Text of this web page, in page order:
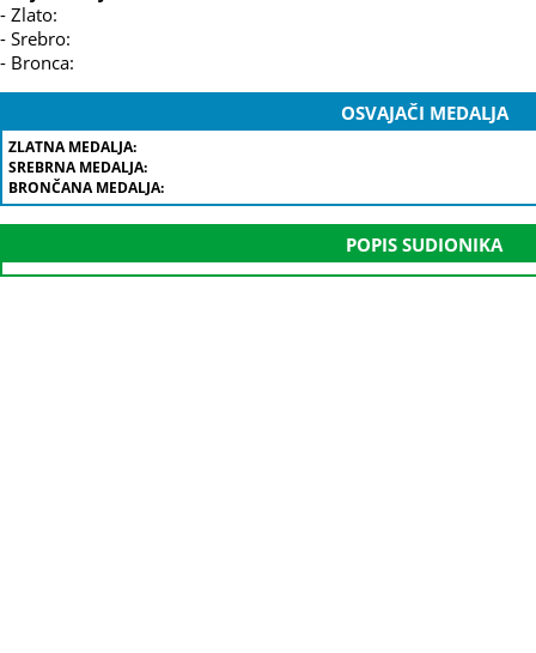
- Zlato:
- Srebro:
- Bronca:
OSVAJAČI MEDALJA
ZLATNA MEDALJA:
SREBRNA MEDALJA:
BRONČANA MEDALJA:
POPIS SUDIONIKA